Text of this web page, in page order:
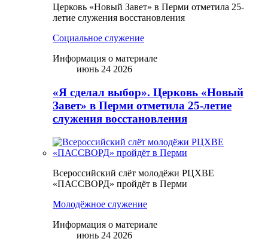
Церковь «Новый Завет» в Перми отметила 25-
летие служения восстановления
Социальное служение
Информация о материале
июнь 24 2026
«Я сделал выбор». Церковь «Новый
Завет» в Перми отметила 25-летие
служения восстановления
Всероссийский слёт молодёжи РЦХВЕ
«ПАССВОРД» пройдёт в Перми
Молодёжное служение
Информация о материале
июнь 24 2026